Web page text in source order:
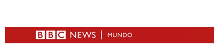
ESTADOS UNIDOS